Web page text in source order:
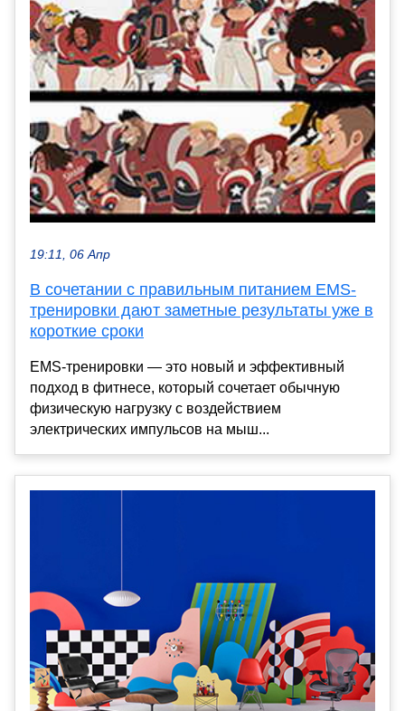
19:11, 06 Апр
В сочетании с правильным питанием EMS-
тренировки дают заметные результаты уже в
короткие сроки
EMS-тренировки — это новый и эффективный
подход в фитнесе, который сочетает обычную
физическую нагрузку с воздействием
электрических импульсов на мыш...